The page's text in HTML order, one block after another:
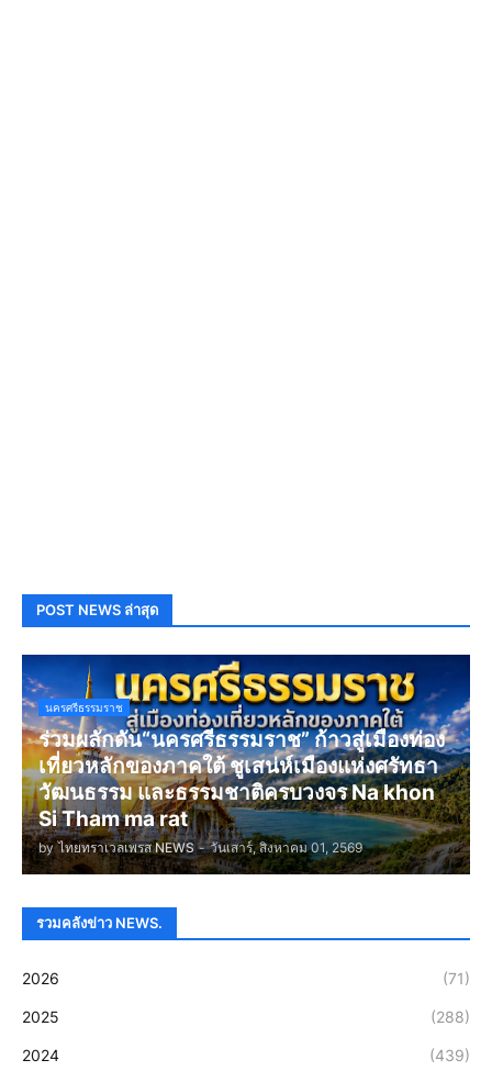
POST NEWS ล่าสุด
นครศรีธรรมราช
ร่วมผลักดัน“นครศรีธรรมราช” ก้าวสู่เมืองท่อง
เที่ยวหลักของภาคใต้ ชูเสน่ห์เมืองแห่งศรัทธา
วัฒนธรรม และธรรมชาติครบวงจร Na khon
Si Tham ma rat
by ไทยทราเวลเพรส NEWS - วันเสาร์, สิงหาคม 01, 2569
รวมคลังข่าว NEWS.
2026 (71)
2025 (288)
2024 (439)